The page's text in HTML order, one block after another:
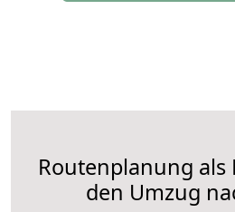
Routenplanung
den Umzug